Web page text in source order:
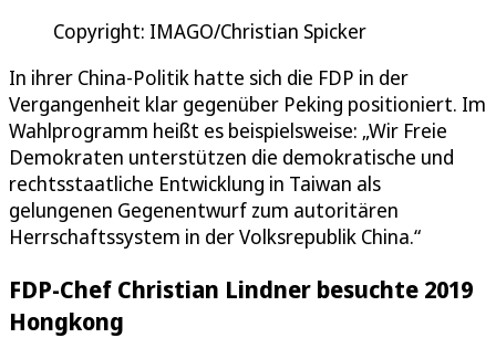
Copyright: IMAGO/Christian Spicker
In ihrer China-Politik hatte sich die FDP in der
Vergangenheit klar gegenüber Peking positioniert. Im
Wahlprogramm heißt es beispielsweise: „Wir Freie
Demokraten unterstützen die demokratische und
rechtsstaatliche Entwicklung in Taiwan als
gelungenen Gegenentwurf zum autoritären
Herrschaftssystem in der Volksrepublik China.“
FDP-Chef Christian Lindner besuchte 2019
Hongkong